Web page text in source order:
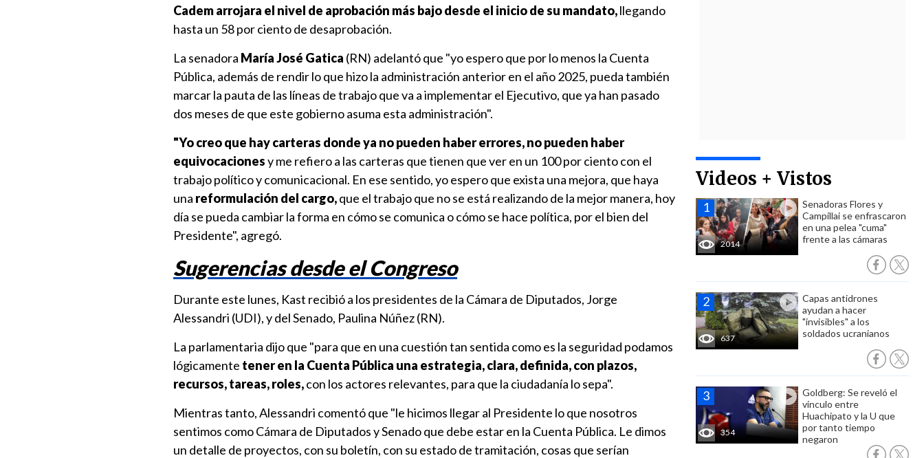
Videos + Vistos
2014
Senadoras Flores y
Campillai se enfrascaron
en una pelea "cuma"
frente a las cámaras
637
Capas antidrones
ayudan a hacer
"invisibles" a los
soldados ucranianos
354
Goldberg: Se reveló el
vínculo entre
Huachipato y la U que
por tanto tiempo
negaron
Cadem arrojara el nivel de aprobación más bajo desde el inicio de su mandato,llegando
hasta un 58 por ciento de desaprobación.
La senadora María José Gatica (RN) adelantó que "yo espero que por lo menos la Cuenta
Pública, además de rendir lo que hizo la administración anterior en el año 2025, pueda también
marcar la pauta de las líneas de trabajo que va a implementar el Ejecutivo, que ya han pasado
dos meses de que este gobierno asuma esta administración".
"Yo creo que hay carteras donde ya no pueden haber errores, no pueden haber
equivocacionesy me refiero a las carteras que tienen que ver en un 100 por ciento con el
trabajo político y comunicacional. En ese sentido, yo espero que exista una mejora, que haya
una reformulación del cargo,que el trabajo que no se está realizando de la mejor manera, hoy
día se pueda cambiar la forma en cómo se comunica o cómo se hace política, por el bien del
Presidente", agregó.
Sugerencias desde el Congreso
Durante este lunes, Kast recibió a los presidentes de la Cámara de Diputados, Jorge
Alessandri (UDI), y del Senado, Paulina Núñez (RN).
La parlamentaria dijo que "para que en una cuestión tan sentida como es la seguridad podamos
lógicamente tener en la Cuenta Pública una estrategia, clara, definida, con plazos,
recursos, tareas, roles,con los actores relevantes, para que la ciudadanía lo sepa".
Mientras tanto, Alessandri comentó que "le hicimos llegar al Presidente lo que nosotros
sentimos como Cámara de Diputados y Senado que debe estar en la Cuenta Pública. Le dimos
un detalle de proyectos, con su boletín, con su estado de tramitación, cosas que serían